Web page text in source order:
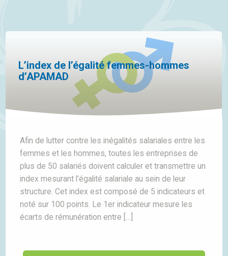
L’index de l’égalité femmes-hommes
d’APAMAD
Afin de lutter contre les inégalités salariales entre les
femmes et les hommes, toutes les entreprises de
plus de 50 salariés doivent calculer et transmettre un
index mesurant l’égalité salariale au sein de leur
structure. Cet index est composé de 5 indicateurs et
noté sur 100 points. Le 1er indicateur mesure les
écarts de rémunération entre […]